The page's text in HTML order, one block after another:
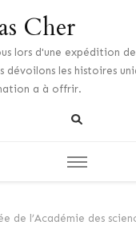
Cher
lors d'une expédition
dévoilons les histoires
a à offrir.
de l’Académie des